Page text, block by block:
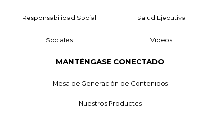
Responsabilidad Social Salud Ejecutiva
Sociales Videos
MANTÉNGASE CONECTADO
Mesa de Generación de Contenidos
Nuestros Productos